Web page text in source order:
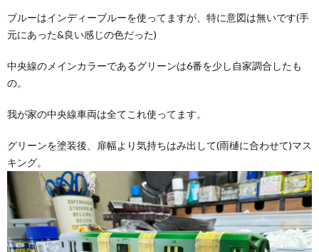
ブルーはインディーブルーを使ってますが、特に意図は無いです(手
元にあった&良い感じの色だった)
中央線のメインカラーであるグリーンは6番を少し自家調合したも
の。
我が家の中央線車両は全てこれ使ってます。
グリーンを塗装後、扉幅より気持ちはみ出して(雨樋に合わせて)マス
キング。